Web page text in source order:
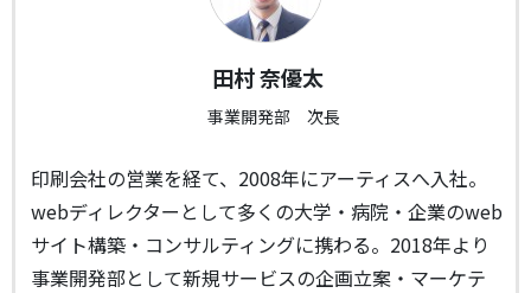
田村 奈優太
事業開発部 次長
印刷会社の営業を経て、2008年にアーティスへ入社。
webディレクターとして多くの大学・病院・企業のweb
サイト構築・コンサルティングに携わる。2018年より
事業開発部として新規サービスの企画立案・マーケテ